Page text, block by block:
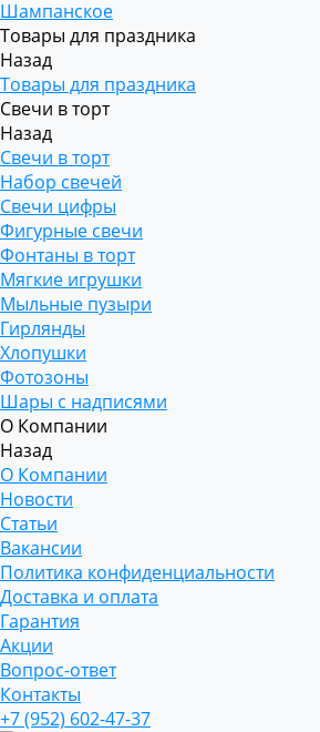
Шампанское
Товары для праздника
Назад
Товары для праздника
Свечи в торт
Назад
Свечи в торт
Набор свечей
Свечи цифры
Фигурные свечи
Фонтаны в торт
Мягкие игрушки
Мыльные пузыри
Гирлянды
Хлопушки
Фотозоны
Шары с надписями
О Компании
Назад
О Компании
Новости
Статьи
Вакансии
Политика конфиденциальности
Доставка и оплата
Гарантия
Акции
Вопрос-ответ
Контакты
+7 (952) 602-47-37